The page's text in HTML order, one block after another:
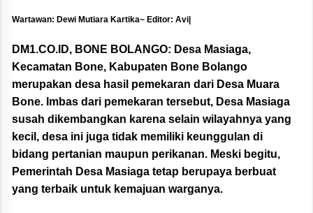
Wartawan: Dewi Mutiara Kartika~ Editor: Avi|
DM1.CO.ID, BONE BOLANGO: Desa Masiaga,
Kecamatan Bone, Kabupaten Bone Bolango
merupakan desa hasil pemekaran dari Desa Muara
Bone. Imbas dari pemekaran tersebut, Desa Masiaga
susah dikembangkan karena selain wilayahnya yang
kecil, desa ini juga tidak memiliki keunggulan di
bidang pertanian maupun perikanan. Meski begitu,
Pemerintah Desa Masiaga tetap berupaya berbuat
yang terbaik untuk kemajuan warganya.